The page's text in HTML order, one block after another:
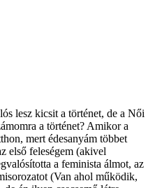
lesz kicsit a történet, de a Női
a történet? Amikor a
mert édesanyám többet
első feleségem (akivel
a feminista álmot, az
(Van ahol működik,